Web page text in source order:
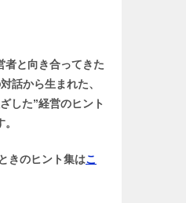
者と向き合ってきた
話から生まれた、
した”経営のヒント
きのヒント集はこ